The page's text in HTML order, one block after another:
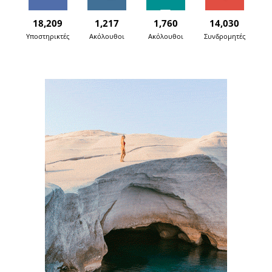
18,209
Υποστηρικτές
1,217
Ακόλουθοι
1,760
Ακόλουθοι
14,030
Συνδρομητές